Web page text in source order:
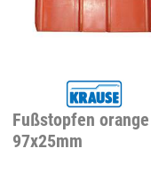
Fußstopfen orange
97x25mm